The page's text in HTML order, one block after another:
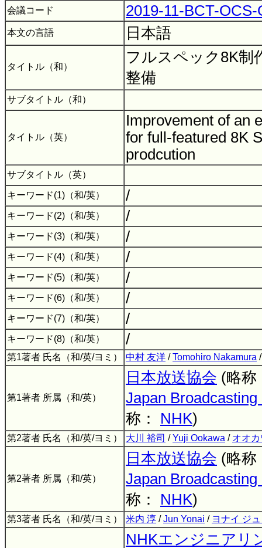
会議コード
2019-11-BCT-
本文の言語 日本語
タイトル（和）
フルスペック8K制
整備
サブタイトル（和）
タイトル（英）
Improvement of an
for full-featured 8K
prodcution
サブタイトル（英）
キーワード(1)（和/英） /
キーワード(2)（和/英） /
キーワード(3)（和/英） /
キーワード(4)（和/英） /
キーワード(5)（和/英） /
キーワード(6)（和/英） /
キーワード(7)（和/英） /
キーワード(8)（和/英） /
第1著者 氏名（和/英/ヨミ） 中村 友洋 /Tomohiro Nakamura
第1著者 所属（和/英）
日本放送協会 (略
Japan
称： NHK)
第2著者 氏名（和/英/ヨミ） 大川 裕司 /Yuji Ookawa / オオ
第2著者 所属（和/英）
日本放送協会 (略
Japan
称： NHK)
第3著者 氏名（和/英/ヨミ） 米内 淳 /Jun Yonai / ヨナイ ジ
NHKエンジニアリ